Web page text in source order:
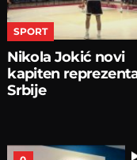
SPORT
Nikola Jokić novi
kapiten
Srbije